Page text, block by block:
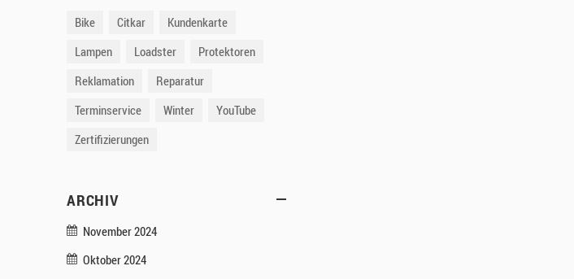
Bike Citkar
Kundenkarte
Lampen
Loadster
Protektoren
Reklamation
Reparatur
Terminservice
Winter
YouTube
Zertifizierungen
ARCHIV
November 2024
Oktober 2024